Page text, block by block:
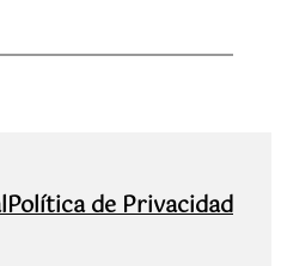
Política de Privacidad